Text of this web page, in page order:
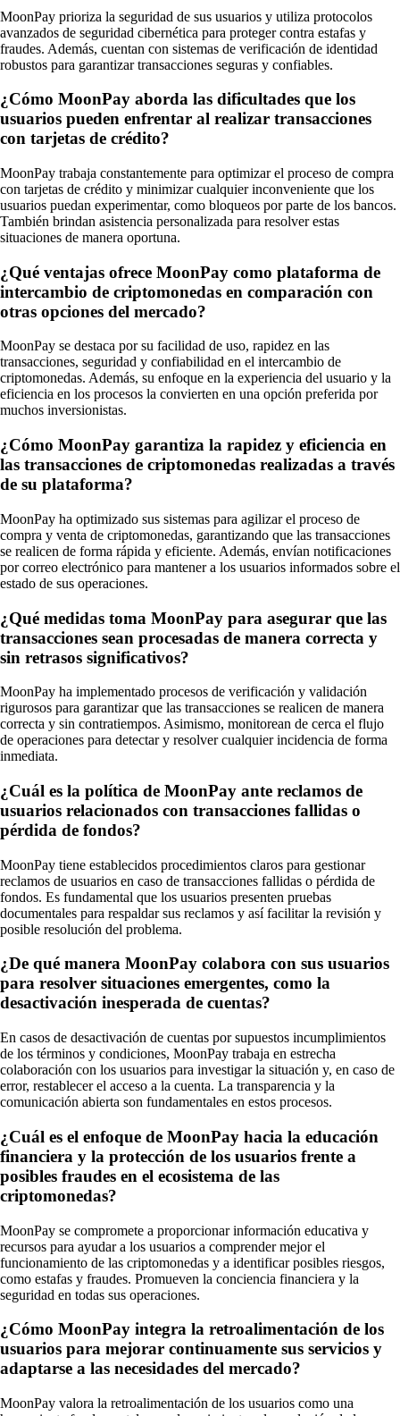
MoonPay prioriza la seguridad de sus usuarios y utiliza protocolos
avanzados de seguridad cibernética para proteger contra estafas y
fraudes. Además, cuentan con sistemas de verificación de identidad
robustos para garantizar transacciones seguras y confiables.
¿Cómo MoonPay aborda las dificultades que los
usuarios pueden enfrentar al realizar transacciones
con tarjetas de crédito?
MoonPay trabaja constantemente para optimizar el proceso de compra
con tarjetas de crédito y minimizar cualquier inconveniente que los
usuarios puedan experimentar, como bloqueos por parte de los bancos.
También brindan asistencia personalizada para resolver estas
situaciones de manera oportuna.
¿Qué ventajas ofrece MoonPay como plataforma de
intercambio de criptomonedas en comparación con
otras opciones del mercado?
MoonPay se destaca por su facilidad de uso, rapidez en las
transacciones, seguridad y confiabilidad en el intercambio de
criptomonedas. Además, su enfoque en la experiencia del usuario y la
eficiencia en los procesos la convierten en una opción preferida por
muchos inversionistas.
¿Cómo MoonPay garantiza la rapidez y eficiencia en
las transacciones de criptomonedas realizadas a través
de su plataforma?
MoonPay ha optimizado sus sistemas para agilizar el proceso de
compra y venta de criptomonedas, garantizando que las transacciones
se realicen de forma rápida y eficiente. Además, envían notificaciones
por correo electrónico para mantener a los usuarios informados sobre el
estado de sus operaciones.
¿Qué medidas toma MoonPay para asegurar que las
transacciones sean procesadas de manera correcta y
sin retrasos significativos?
MoonPay ha implementado procesos de verificación y validación
rigurosos para garantizar que las transacciones se realicen de manera
correcta y sin contratiempos. Asimismo, monitorean de cerca el flujo
de operaciones para detectar y resolver cualquier incidencia de forma
inmediata.
¿Cuál es la política de MoonPay ante reclamos de
usuarios relacionados con transacciones fallidas o
pérdida de fondos?
MoonPay tiene establecidos procedimientos claros para gestionar
reclamos de usuarios en caso de transacciones fallidas o pérdida de
fondos. Es fundamental que los usuarios presenten pruebas
documentales para respaldar sus reclamos y así facilitar la revisión y
posible resolución del problema.
¿De qué manera MoonPay colabora con sus usuarios
para resolver situaciones emergentes, como la
desactivación inesperada de cuentas?
En casos de desactivación de cuentas por supuestos incumplimientos
de los términos y condiciones, MoonPay trabaja en estrecha
colaboración con los usuarios para investigar la situación y, en caso de
error, restablecer el acceso a la cuenta. La transparencia y la
comunicación abierta son fundamentales en estos procesos.
¿Cuál es el enfoque de MoonPay hacia la educación
financiera y la protección de los usuarios frente a
posibles fraudes en el ecosistema de las
criptomonedas?
MoonPay se compromete a proporcionar información educativa y
recursos para ayudar a los usuarios a comprender mejor el
funcionamiento de las criptomonedas y a identificar posibles riesgos,
como estafas y fraudes. Promueven la conciencia financiera y la
seguridad en todas sus operaciones.
¿Cómo MoonPay integra la retroalimentación de los
usuarios para mejorar continuamente sus servicios y
adaptarse a las necesidades del mercado?
MoonPay valora la retroalimentación de los usuarios como una